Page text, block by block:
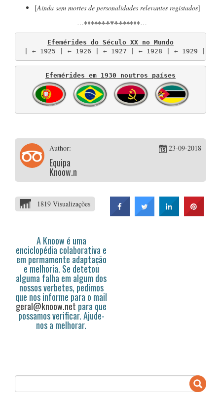
[Ainda sem mortes de personalidades relevantes registados]
…♦♦♦♠♠♣♣♥♣♣♠♠♦♦♦…
Efemérides do Século XX no Mundo
| ← 1925 | ← 1926 | ← 1927 | ← 1928 | ← 1929 |
Efemérides em 1930 noutros países
Author:
Equipa
Knoow.net
23-09-2018
1819 Visualizações
A Knoow é uma
enciclopédia colaborativa e
em permamente adaptação
e melhoria. Se detetou
alguma falha em algum dos
nossos verbetes, pedimos
que nos informe para o mail
geral@knoow.net para que
possamos verificar. Ajude-
nos a melhorar.